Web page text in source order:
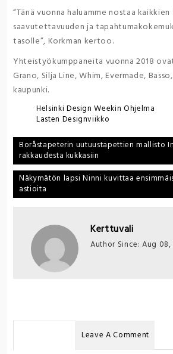
“Tänä vuonna haluamme nostaa
saavutettavuuden ja
tasolle”, Korkman kertoo.
Yhteistyökumppaneita vuonna 2018
Grano, Silja Line, Whim, Evermade,
kaupunki.
Helsinki Design Weekin Ohjelma
Lasten Designviikko
Post
navigation
Boråstapeterin uutuustapettien mallisto
rakkaudesta kukkasiin
Näkymätön lapsi Ninni kuvittaa
astioita
Kerttuvali
Author Since: Aug 08,
Leave A Comment